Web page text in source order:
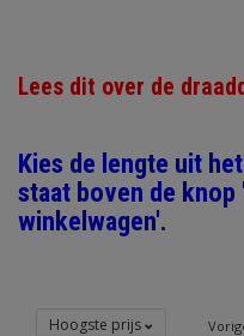
Lees dit over de
Kies de lengte uit
staat boven de knop
winkelwagen'.
Hoogste prijs